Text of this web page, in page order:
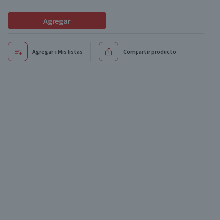
Agregar
Agregar a Mis listas Compartir producto